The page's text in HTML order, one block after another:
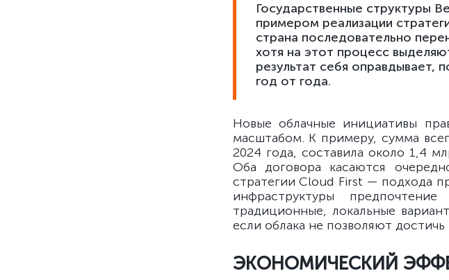
Государственные структуры
примером реализации
страна последовательно
хотя на этот процесс
результат себя оправдывает,
год от года.
Новые облачные инициативы
масштабом. К примеру, сумма
2024 года, составила около 1,4
Оба договора касаются
стратегии Cloud First — подхода
инфраструктуры
традиционные, локальные
если облака не позволяют
ЭКОНОМИЧЕСКИЙ